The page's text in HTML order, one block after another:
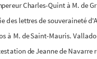
Charles-Quint à M. de
des lettres de souveraineté
à M. de Saint-Mauris.
de Jeanne de Navarre